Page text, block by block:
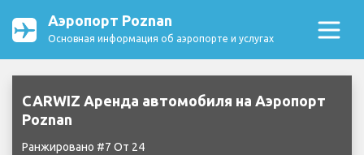
Аэропорт Poznan
Основная информация об аэропорте и услугах
CARWIZ Аренда автомобиля на Аэропорт
Poznan
Ранжировано #7 От 24